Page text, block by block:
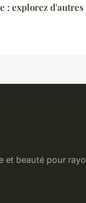
: explorez
et beauté pour